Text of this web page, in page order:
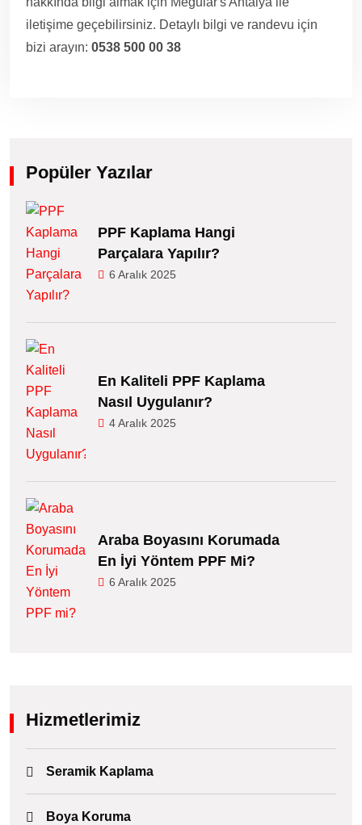
iletişime geçebilirsiniz. Detaylı bilgi ve randevu için
bizi arayın: 0538 500 00 38
Popüler Yazılar
PPF Kaplama Hangi
Parçalara Yapılır?
6 Aralık 2025
En Kaliteli PPF Kaplama
Nasıl Uygulanır?
4 Aralık 2025
Araba Boyasını Korumada
En İyi Yöntem PPF Mi?
6 Aralık 2025
Hizmetlerimiz
Seramik Kaplama
Boya Koruma